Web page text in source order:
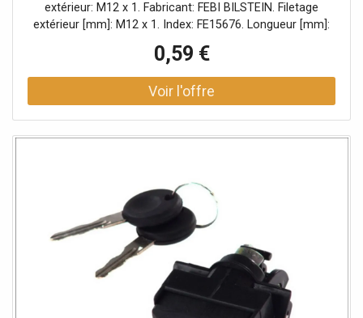
extérieur: M12 x 1. Fabricant: FEBI BILSTEIN. Filetage
extérieur [mm]: M12 x 1. Index: FE15676. Longueur [mm]:
plastique. Numéro du fabricant: 15676. Ouverture de la clé:
14. Poids [kg]: 0,045. Quantité: 5. Surface: zingué.
0,59 €